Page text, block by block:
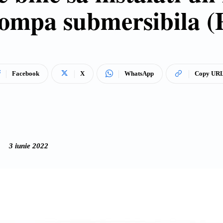
submersibila
Facebook X WhatsApp Copy
3 iunie 2022